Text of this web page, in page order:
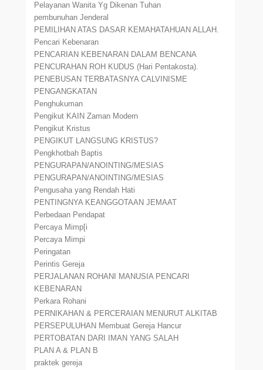
Pelayanan Wanita Yg Dikenan Tuhan
pembunuhan Jenderal
PEMILIHAN ATAS DASAR KEMAHATAHUAN ALLAH.
Pencari Kebenaran
PENCARIAN KEBENARAN DALAM BENCANA
PENCURAHAN ROH KUDUS (Hari Pentakosta).
PENEBUSAN TERBATASNYA CALVINISME
PENGANGKATAN
Penghukuman
Pengikut KAIN Zaman Modern
Pengikut Kristus
PENGIKUT LANGSUNG KRISTUS?
Pengkhotbah Baptis
PENGURAPAN/ANOINTING/MESIAS
PENGURAPAN/ANOINTING/MESIAS
Pengusaha yang Rendah Hati
PENTINGNYA KEANGGOTAAN JEMAAT
Perbedaan Pendapat
Percaya Mimp[i
Percaya Mimpi
Peringatan
Perintis Gereja
PERJALANAN ROHANI MANUSIA PENCARI
KEBENARAN
Perkara Rohani
PERNIKAHAN & PERCERAIAN MENURUT ALKITAB
PERSEPULUHAN Membuat Gereja Hancur
PERTOBATAN DARI IMAN YANG SALAH
PLAN A & PLAN B
praktek gereja